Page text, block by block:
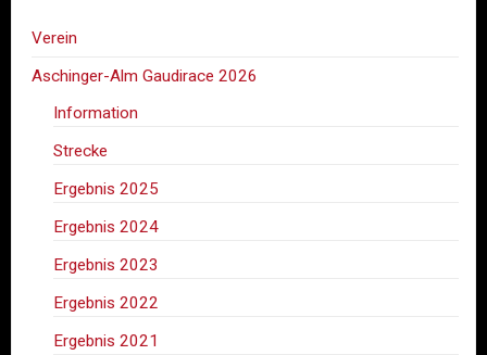
Verein
Aschinger-Alm Gaudirace 2026
Information
Strecke
Ergebnis 2025
Ergebnis 2024
Ergebnis 2023
Ergebnis 2022
Ergebnis 2021